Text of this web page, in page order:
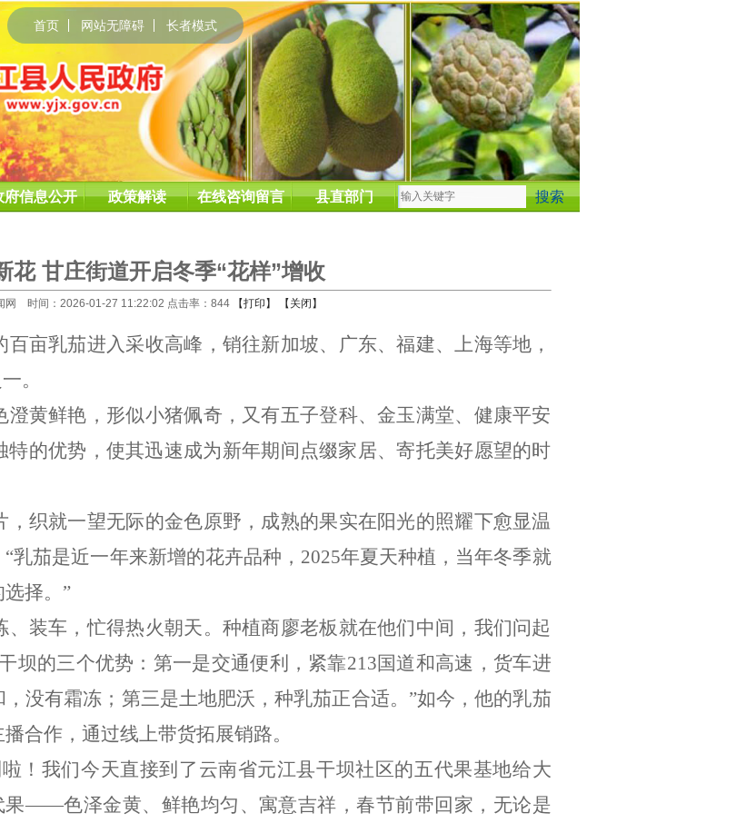
首页 网站无障碍 长者模式
府信息公开 政策解读 在线咨询留言 县直部门
花 甘庄街道开启冬季“花样”增收
网 时间：2026-01-27 11:22:02 点击率： 844 【打印】 【关闭】
亩乳茄进入采收高峰，销往新加坡、广东、福建、上海等地，
。
黄鲜艳，形似小猪佩奇，又有五子登科、金玉满堂、健康平安
的优势，使其迅速成为新年期间点缀家居、寄托美好愿望的时
织就一望无际的金色原野，成熟的果实在阳光的照耀下愈显温
“乳茄是近一年来新增的花卉品种， 2025年夏天种植，当年冬季就
择。 ”
装车，忙得热火朝天。种植商廖老板就在他们中间，我们问起
坝的三个优势：第一是交通便利，紧靠213国道和高速，货车进
没有霜冻；第三是土地肥沃，种乳茄正合适。 ”如今，他的乳茄
合作，通过线上带货拓展销路。
！我们今天直接到了云南省元江县干坝社区的五代果基地给大
果——色泽金黄、鲜艳均匀、寓意吉祥，春节前带回家，无论是